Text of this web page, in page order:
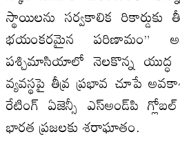
స్థాయిలను సర్వకాలిక రికార్డుకు
భయంకరమైన పరిణామం”
పశ్చిమాసియాలో నెలకొన్న యుద్ధ
వ్యవస్థపై తీవ్ర ప్రభావ చూపే
రేటింగ్ ఏజెన్సీ ఎస్అండ్‌పి
భార‌త ప్ర‌జ‌లకు శ‌రాఘాతం.